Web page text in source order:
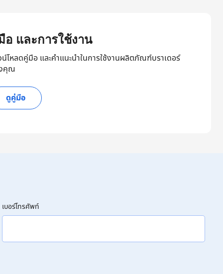
อ และการใช้งาน
น์โหลดคู่มือ และคำแนะนำในการใช้งานผลิตภัณฑ์บราเดอร์
คุณ
ดูคู่มือ
เบอร์โทรศัพท์